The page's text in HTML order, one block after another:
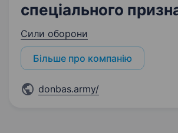
спеціального
Сили оборони
Більше про компанію
donbas.army/